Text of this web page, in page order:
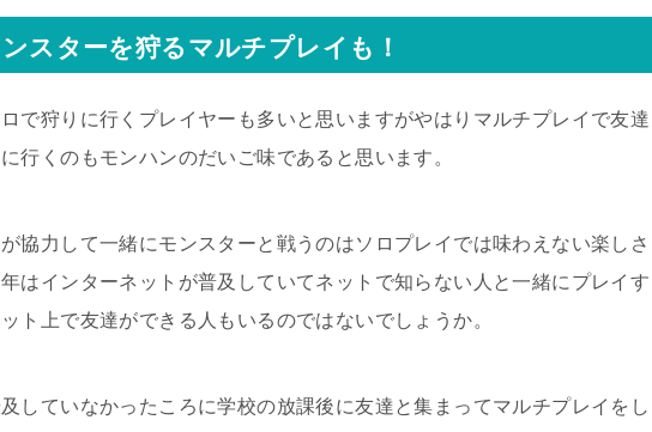
スターを狩るマルチプレイも！
で狩りに行くプレイヤーも多いと思いますがやはりマルチプレイで友達
行くのもモンハンのだいご味であると思います。
協力して一緒にモンスターと戦うのはソロプレイでは味わえない楽しさ
はインターネットが普及していてネットで知らない人と一緒にプレイす
ト上で友達ができる人もいるのではないでしょうか。
していなかったころに学校の放課後に友達と集まってマルチプレイをし